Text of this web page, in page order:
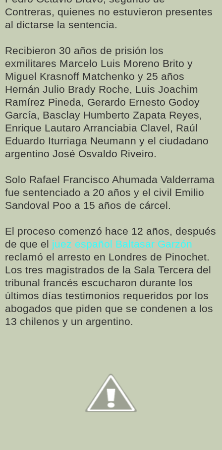
Contreras, quienes no estuvieron presentes
al dictarse la sentencia.
Recibieron 30 años de prisión los
exmilitares Marcelo Luis Moreno Brito y
Miguel Krasnoff Matchenko y 25 años
Hernán Julio Brady Roche, Luis Joachim
Ramírez Pineda, Gerardo Ernesto Godoy
García, Basclay Humberto Zapata Reyes,
Enrique Lautaro Arranciabia Clavel, Raúl
Eduardo Iturriaga Neumann y el ciudadano
argentino José Osvaldo Riveiro.
Solo Rafael Francisco Ahumada Valderrama
fue sentenciado a 20 años y el civil Emilio
Sandoval Poo a 15 años de cárcel.
El proceso comenzó hace 12 años, después
de que el juez español Baltasar Garzón
reclamó el arresto en Londres de Pinochet.
Los tres magistrados de la Sala Tercera del
tribunal francés escucharon durante los
últimos días testimonios requeridos por los
abogados que piden que se condenen a los
13 chilenos y un argentino.